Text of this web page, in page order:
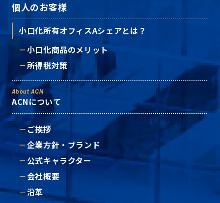
個人のお客様
小口化所有オフィスAシェアとは？
小口化商品のメリット
所得税対策
About ACN
ACNについて
ご挨拶
企業方針・ブランド
公式キャラクター
会社概要
沿革